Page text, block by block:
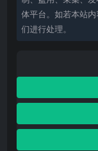
体平台。如若本站
们进行处理。